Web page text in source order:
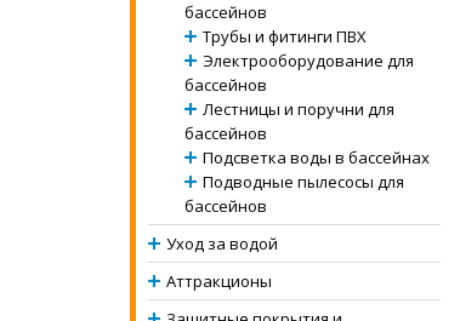
бассейнов
Трубы и фитинги ПВХ
Электрооборудование для
бассейнов
Лестницы и поручни для
бассейнов
Подсветка воды в бассейнах
Подводные пылесосы для
бассейнов
Уход за водой
Аттракционы